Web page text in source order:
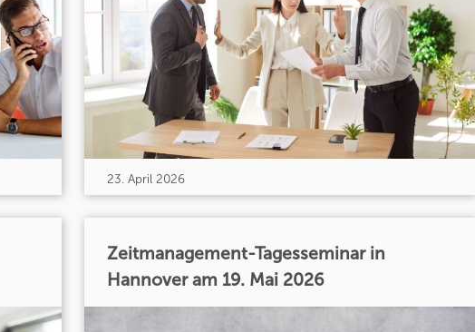
23. April 2026
Zeitmanagement-Tagesseminar in
Hannover am 19. Mai 2026